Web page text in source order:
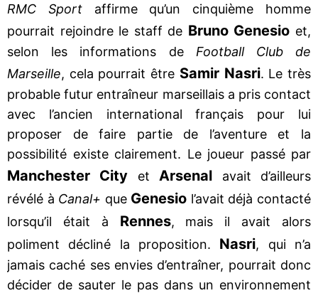
RMC Sportaffirme qu’un cinquième homme
pourrait rejoindre le staff de Bruno Genesio et,
selon les informations deFootball Club de
Marseille, cela pourrait être Samir Nasri. Le très
probable futur entraîneur marseillais a pris contact
avec l’ancien international français pour lui
proposer de faire partie de l’aventure et la
possibilité existe clairement. Le joueur passé par
Manchester City et Arsenal avait d’ailleurs
révélé à Canal+ que Genesio l’avait déjà contacté
lorsqu’il était à Rennes, mais il avait alors
poliment décliné la proposition. Nasri, qui n’a
jamais caché ses envies d’entraîner, pourrait donc
décider de sauter le pas dans un environnement